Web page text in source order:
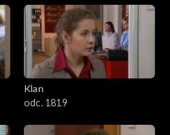
Klan
odc. 1819